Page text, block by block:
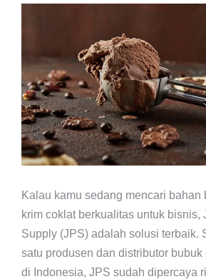
Kalau kamu sedang mencari bahan
krim coklat berkualitas untuk bisnis,
Supply (JPS) adalah solusi terbaik.
satu produsen dan distributor bubuk
di Indonesia, JPS sudah dipercaya